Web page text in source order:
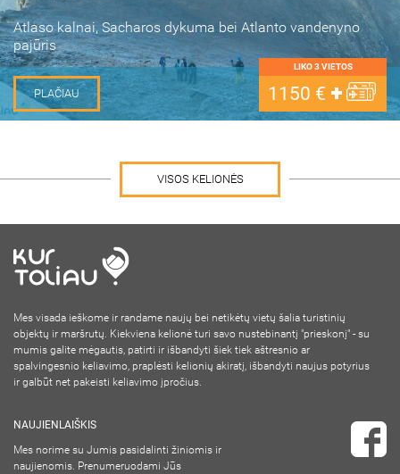
Atlaso kalnai, Sacharos dykuma bei Atlanto vandenyno
pajūris
PLAČIAU 1150 €
VISOS KELIONĖS
Mes visada ieškome ir randame naujų bei netikėtų vietų šalia turistinių
objektų ir maršrutų. Kiekviena kelionė turi savo nustebinantį "prieskonį" - su
mumis galite mėgautis, patirti ir išbandyti šiek tiek aštresnio ar
spalvingesnio keliavimo, praplėsti kelionių akiratį, išbandyti naujus potyrius
ir galbūt net pakeisti keliavimo įpročius.
NAUJIENLAIŠKIS
Mes norime su Jumis pasidalinti žiniomis ir
naujienomis. Prenumeruodami Jūs